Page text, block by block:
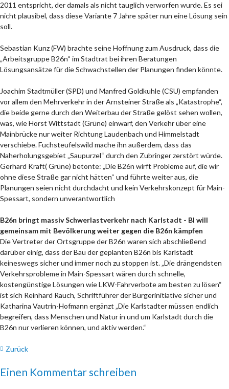
2011 entspricht, der damals als nicht tauglich verworfen wurde. Es sei
nicht plausibel, dass diese Variante 7 Jahre später nun eine Lösung sein
soll.
Sebastian Kunz (FW) brachte seine Hoffnung zum Ausdruck, dass die
„Arbeitsgruppe B26n“ im Stadtrat bei ihren Beratungen
Lösungsansätze für die Schwachstellen der Planungen finden könnte.
Joachim Stadtmüller (SPD) und Manfred Goldkuhle (CSU) empfanden
vor allem den Mehrverkehr in der Arnsteiner Straße als „Katastrophe“,
die beide gerne durch den Weiterbau der Straße gelöst sehen wollen,
was, wie Horst Wittstadt (Grüne) einwarf, den Verkehr über eine
Mainbrücke nur weiter Richtung Laudenbach und Himmelstadt
verschiebe. Fuchsteufelswild mache ihn außerdem, dass das
Naherholungsgebiet „Saupurzel“ durch den Zubringer zerstört würde.
Gerhard Kraft( Grüne) betonte: „Die B26n wirft Probleme auf, die wir
ohne diese Straße gar nicht hätten“ und führte weiter aus, die
Planungen seien nicht durchdacht und kein Verkehrskonzept für Main-
Spessart, sondern unverantwortlich
B26n bringt massiv Schwerlastverkehr nach Karlstadt - BI will
gemeinsam mit Bevölkerung weiter gegen die B26n kämpfen
Die Vertreter der Ortsgruppe der B26n waren sich abschließend
darüber einig, dass der Bau der geplanten B26n bis Karlstadt
keineswegs sicher und immer noch zu stoppen ist. „Die drängendsten
Verkehrsprobleme in Main-Spessart wären durch schnelle,
kostengünstige Lösungen wie LKW-Fahrverbote am besten zu lösen“
ist sich Reinhard Rauch, Schriftführer der Bürgerinitiative sicher und
Katharina Vautrin-Hofmann ergänzt „Die Karlstadter müssen endlich
begreifen, dass Menschen und Natur in und um Karlstadt durch die
B26n nur verlieren können, und aktiv werden.“
Zurück
Einen Kommentar schreiben